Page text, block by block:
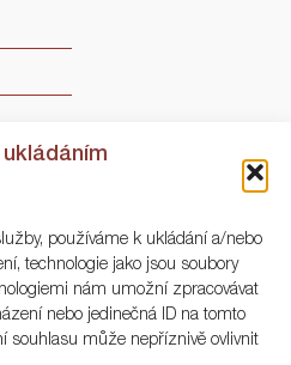
používáme k ukládání a/nebo
technologie jako jsou soubory
nám umožní zpracovávat
nebo jedinečná ID na tomto
souhlasu může nepříznivě ovlivnit